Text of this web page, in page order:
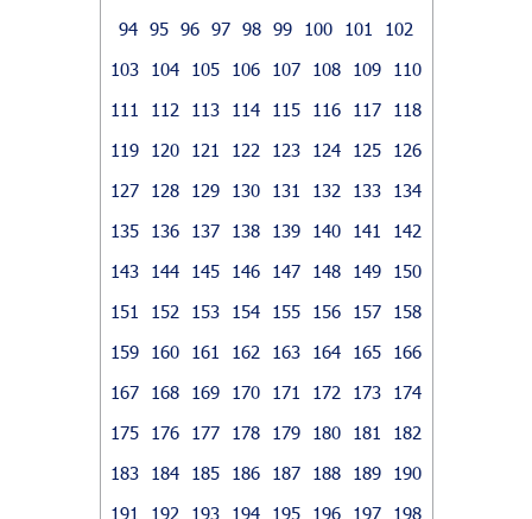
94 95 96 97 98 99 100 101
102
103
104 105 106 107 108 109
110
111
112 113 114 115 116 117
118
119
120 121 122 123 124 125
126
127
128 129 130 131 132 133
134
135
136 137 138 139 140 141
142
143
144 145 146 147 148 149
150
151
152 153 154 155 156 157
158
159
160 161 162 163 164 165
166
167
168 169 170 171 172 173
174
175
176 177 178 179 180 181
182
183
184 185 186 187 188 189
190
191
192 193 194 195 196 197
198